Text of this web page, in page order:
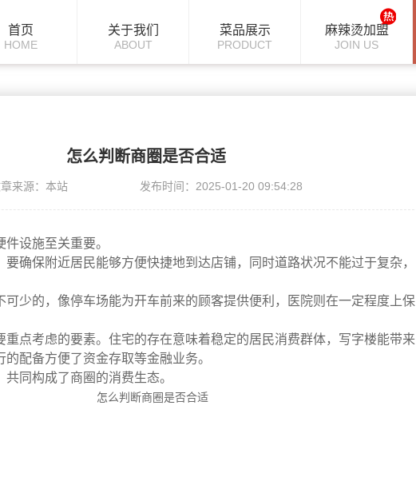
首页
HOME
关于我们
ABOUT
菜品展示
PRODUCT
麻辣烫加盟
JOIN US
怎么判断商圈是否合适
来源：本站 发布时间：2025-01-20 09:54:28
设施至关重要。
确保附近居民能够方便快捷地到达店铺，同时道路状况不能过于复杂，
可少的，像停车场能为开车前来的顾客提供便利，医院则在一定程度上保
重点考虑的要素。住宅的存在意味着稳定的居民消费群体，写字楼能带来
的配备方便了资金存取等金融业务。
同构成了商圈的消费生态。